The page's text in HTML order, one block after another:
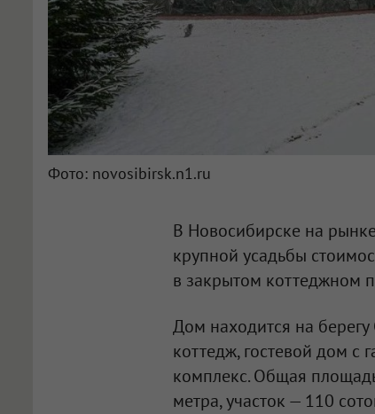
Фото: novosibirsk.n1.ru
В Новосибирске на
крупной усадьбы
в закрытом коттеджном
Дом находится на
коттедж, гостевой дом
комплекс. Общая
метра, участок — 110